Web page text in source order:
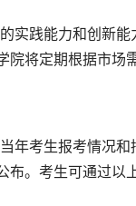
院将定期根据市
布。考生可通过以